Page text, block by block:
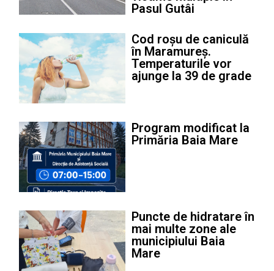
Pasul Gutâi
Cod roșu de caniculă
în Maramureș.
Temperaturile vor
ajunge la 39 de grade
Program modificat la
Primăria Baia Mare
Puncte de hidratare în
mai multe zone ale
municipiului Baia
Mare